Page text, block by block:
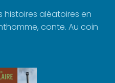
histoires aléatoires en
conte. Au coin